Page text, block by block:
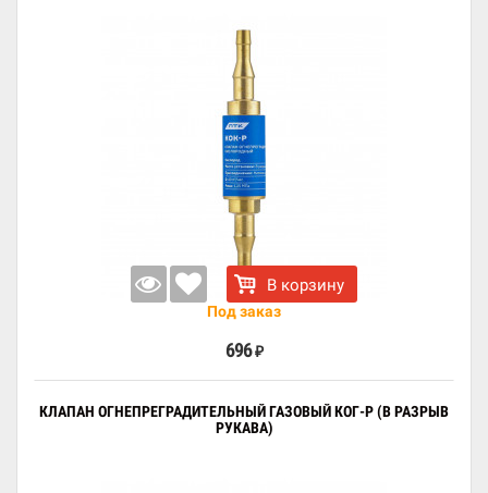
В корзину
Под заказ
696 ₽
КЛАПАН ОГНЕПРЕГРАДИТЕЛЬНЫЙ ГАЗОВЫЙ КОГ-Р (В РАЗРЫВ
РУКАВА)